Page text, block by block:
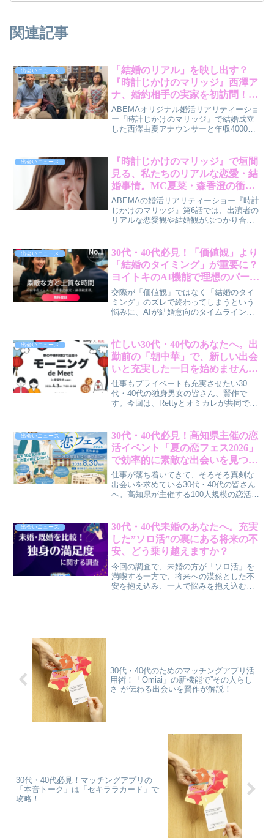
関連記事
出会いニュース
「結婚のリアル」を映し出す？
『時計じかけのマリッジ』西澤ア
ナ、婚約相手の実家を初訪問！男
性目線で見る婚活リアリティーシ
ョーの魅力とは
ABEMAオリジナル婚活リアリティーショ
ー『時計じかけのマリッジ』で結婚成立
した西澤由夏アナウンサーと年収4000万
初訪問する様子に密着し、家族の深い愛
情や、これまで語られなかった衝撃の事
実が明かされるとのこと。なぜこの番組
が多くの視聴者の心をつかむのか、賢作
が男性目線でその魅力を解説します。
出会いニュース
『時計じかけのマリッジ』で垣間
見る、私たちのリアルな恋愛・結
婚事情。MC夏菜・森香澄の衝撃
告白から学ぶ、失恋と向き合うヒ
ント
ABEMAの婚活リアリティーショー『時計
じかけのマリッジ』第6話では、出演者の
リアルな恋愛観や結婚観がぶつかり合い
し、多くの共感を呼んでいます。30日間
のタイムリミットで結婚相手を見つける
という、まさに時計仕掛けのような婚活
プログラム。番組を通じて見えてくる、
現代の恋愛・結婚における本音と、私た
ちがどう向き合っていくべきかについ
て、賢作が解説します。
出会いニュース
30代・40代必見！「価値観」より
「結婚のタイミング」が重要に？
ヨイトキのAI機能で理想のパート
ナーを見つける新常識
交際が「価値観」ではなく「結婚のタイ
ミング」のズレで終わってしまうという
悩みに、AIが結婚意向のタイムラインを
り効率的で安心なものにする、その具体
的な方法について賢作が解説します。
出会いニュース
忙しい30代・40代のあなたへ。出
勤前の「朝中華」で、新しい出会
いと充実した一日を始めません
か？
仕事もプライベートも充実させたい30
代・40代の独身男女の皆さん、賢作で
す。今回は、Rettyとオミカレが共同で開
す。出勤前の時間を活用し、本格的な中
華朝食を楽しみながら、食の好みでつな
がる新しい出会いを見つけるチャンス。
効率的で心地よい朝活婚活の魅力に迫り
ます。
出会いニュース
30代・40代必見！高知県主催の恋
活イベント「夏の恋フェス2026」
で効率的に素敵な出会いを見つけ
る方法
仕事が落ち着いてきて、そろそろ真剣な
出会いを求めている30代・40代の皆さん
へ。高知県が主催する100人規模の恋活イ
記事では、このイベントがいかに効率的
で安心感のある出会いの場となり得る
か、その理由を賢作の視点から解説しま
す。
出会いニュース
30代・40代未婚のあなたへ。充実
した”ソロ活”の裏にある将来の不
安、どう乗り越えますか？
今回の調査で、未婚の方が「ソロ活」を
満喫する一方で、将来への漠然とした不
安を抱え込み、一人で悩みを抱え込む傾
30代・40代のためのマッチングアプリ活
用術！「Omiai」の新機能で”その人らし
さ”が伝わる出会いを賢作が解説！
30代・40代必見！マッチングアプリの
「本音トーク」は「セキララカード」で
攻略！